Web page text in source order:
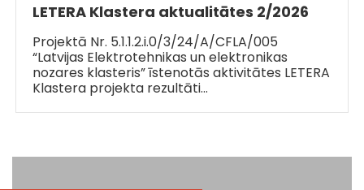
LETERA Klastera aktualitātes 2/2026
Projektā Nr. 5.1.1.2.i.0/3/24/A/CFLA/005
“Latvijas Elektrotehnikas un elektronikas
nozares klasteris” īstenotās aktivitātes LETERA
Klastera projekta rezultāti…